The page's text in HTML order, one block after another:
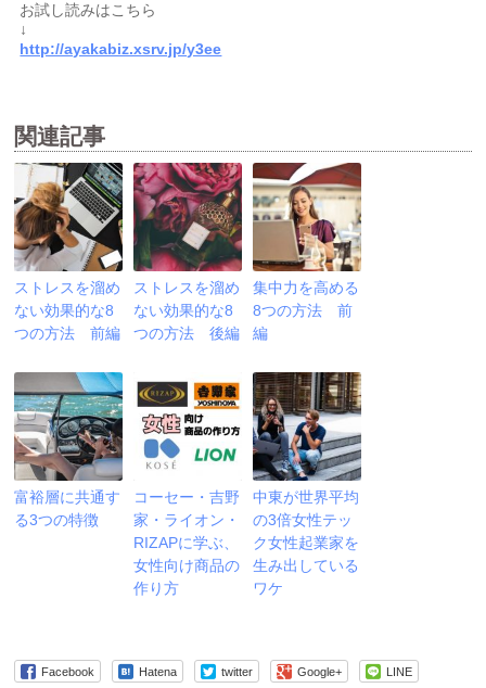
お試し読みはこちら
↓
http://ayakabiz.xsrv.jp/y3ee
関連記事
ストレスを溜め
ない効果的な8
つの方法 前編
ストレスを溜め
ない効果的な8
つの方法 後編
集中力を高める
8つの方法 前
編
富裕層に共通す
る3つの特徴
コーセー・吉野
家・ライオン・
RIZAPに学ぶ、
女性向け商品の
作り方
中東が世界平均
の3倍女性テッ
ク女性起業家を
生み出している
ワケ
Facebook Hatena twitter Google+ LINE